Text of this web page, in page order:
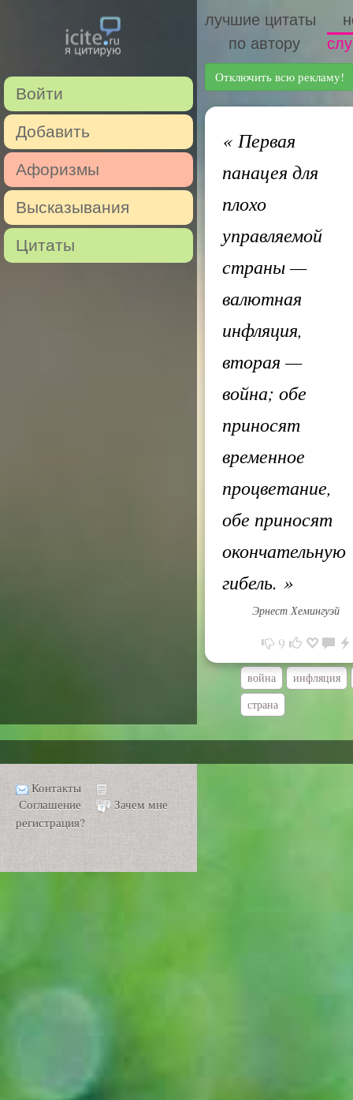
Войти
Добавить
Афоризмы
Высказывания
Цитаты
лучшие цитаты
по автору
Отключить всю рекламу!
«Первая
панацея для
плохо
управляемой
страны —
валютная
инфляция,
вторая —
война; обе
приносят
временное
процветание,
обе приносят
окончательную
гибель. »
Эрнест Хемингуэй
9
война
инфляция
страна
Контакты
Соглашение
Зачем мне
регистрация?